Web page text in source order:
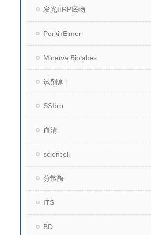
发光HRP底物
PerkinElmer
Minerva Biolabes
试剂盒
SSIbio
血清
sciencell
分散酶
ITS
BD